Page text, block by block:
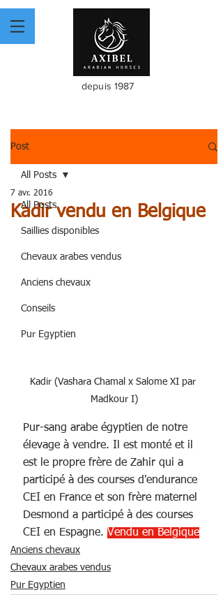
depuis 1987
Post
All Posts
Saillies disponibles
Chevaux arabes vendus
Anciens chevaux
Conseils
Pur Egyptien
All Posts
Kadir vendu en Belgique
7 avr. 2016
Kadir (Vashara Chamal x Salome XI par
Madkour I)
Pur-sang arabe égyptien de notre
élevage à vendre. Il est monté et il
est le propre frère de Zahir qui a
participé à des courses d'endurance
CEI en France et son frère maternel
Desmond a participé à des courses
CEI en Espagne. Vendu en Belgique
Anciens chevaux
Chevaux arabes vendus
Pur Egyptien